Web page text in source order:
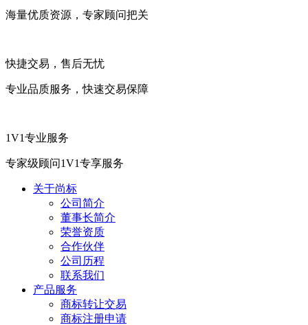
海量优质资源，专家顾问把关
快捷交易，售后无忧
专业品质服务，快速交易保障
1V1专业服务
专家级顾问1V1专享服务
关于尚标
公司简介
董事长简介
荣誉资质
合作伙伴
公司历程
联系我们
产品服务
商标转让交易
商标注册申请